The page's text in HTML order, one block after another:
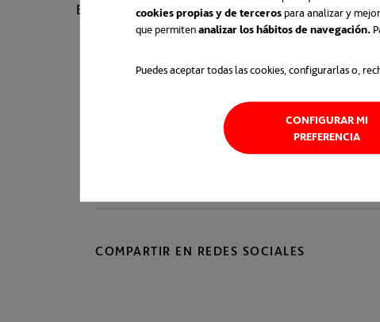
cookies propias y de tercerospara analizar y
que permitenanalizar los hábitos de navegación.
Puedes aceptar todas las cookies, configurarlas o,
CONFIGURAR MI
PREFERENCIA
Empresarial (RSE) en el ámbito latinoamericano,
@Foreticase abre en una